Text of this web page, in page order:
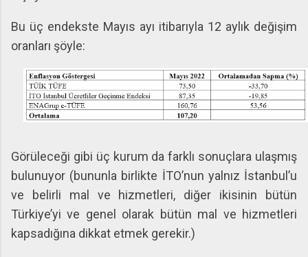
Bu üç endekste Mayıs ayı itibarıyla 12 aylık değişim
oranları şöyle:
Görüleceği gibi üç kurum da farklı sonuçlara ulaşmış
bulunuyor (bununla birlikte İTO’nun yalnız İstanbul’u
ve belirli mal ve hizmetleri, diğer ikisinin bütün
Türkiye’yi ve genel olarak bütün mal ve hizmetleri
kapsadığına dikkat etmek gerekir.)